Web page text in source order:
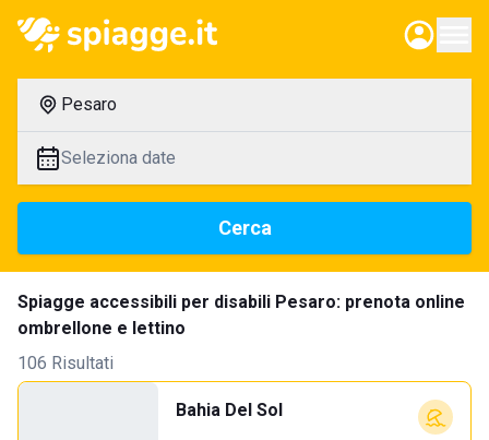
Pesaro
Seleziona date
Cerca
Spiagge accessibili per disabili Pesaro: prenota online
ombrellone e lettino
106 Risultati
Bahia Del Sol